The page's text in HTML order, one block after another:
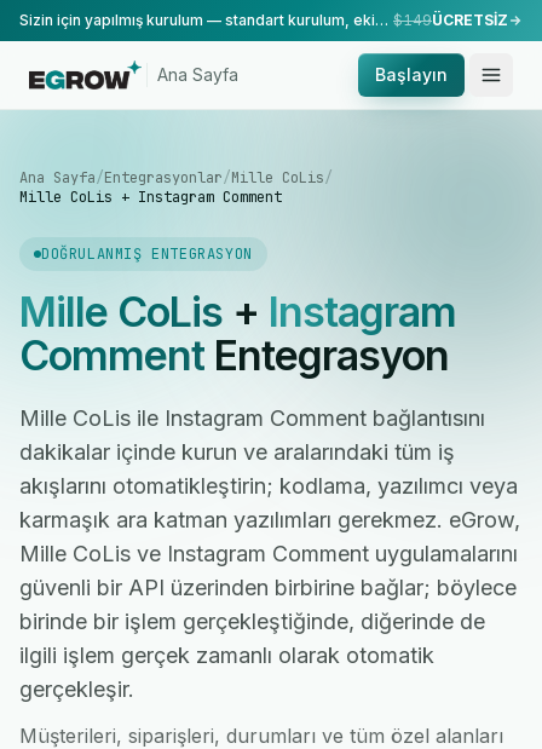
Sizin için yapılmış kurulum — standart kurulum, ekibimiz tarafından yapılır. $149ÜCRETSİZ
Ana Sayfa Başlayın
Ana Sayfa/Entegrasyonlar/Mille CoLis/
Mille CoLis + Instagram Comment
DOĞRULANMIŞ ENTEGRASYON
Mille CoLis+ Instagram
CommentEntegrasyon
Mille CoLis ile Instagram Comment bağlantısını
dakikalar içinde kurun ve aralarındaki tüm iş
akışlarını otomatikleştirin; kodlama, yazılımcı veya
karmaşık ara katman yazılımları gerekmez. eGrow,
Mille CoLis ve Instagram Comment uygulamalarını
güvenli bir API üzerinden birbirine bağlar; böylece
birinde bir işlem gerçekleştiğinde, diğerinde de
ilgili işlem gerçek zamanlı olarak otomatik
gerçekleşir.
Müşterileri, siparişleri, durumları ve tüm özel alanları